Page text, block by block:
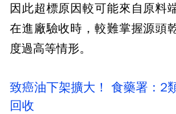
因此超標原因較可能來自原料
在進廠驗收時，較難掌握源頭
度過高等情形。
致癌油下架擴大！ 食藥署：2
回收